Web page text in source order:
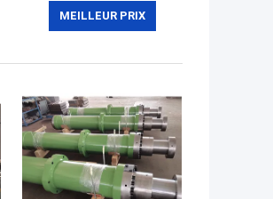
1200mm
MEILLEUR PRIX